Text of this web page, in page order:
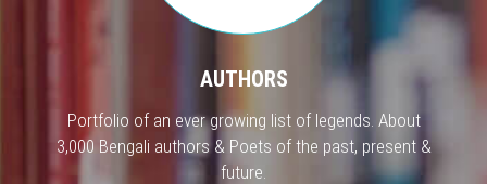
AUTHORS
Portfolio of an ever growing list of legends. About
3,000 Bengali authors & Poets of the past, present &
future.